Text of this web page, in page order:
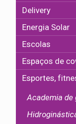
Delivery
Energia Solar
Escolas
Espaços de
Esportes,
Academia de